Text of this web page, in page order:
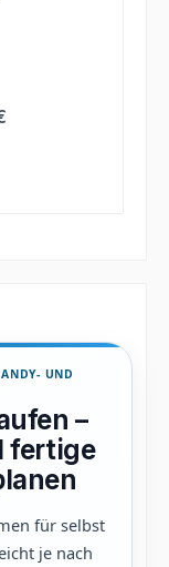
Preis:
UND D
–
fertige
für selbst
je nach